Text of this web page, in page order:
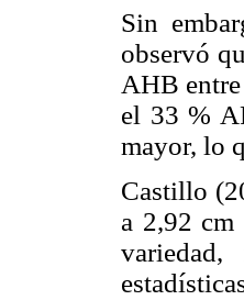
Sin
observó
AHB
el 33 %
mayor, lo
Castillo
a 2,92 cm